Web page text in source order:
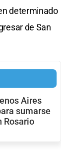
determinado
de San
Aires
sumarse
Rosario